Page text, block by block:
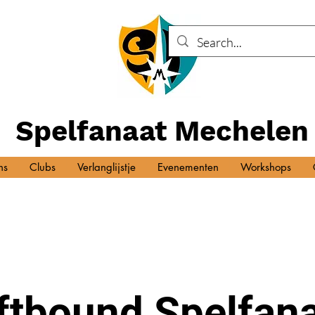
Spelfanaat Mechelen
Clubs Verlanglijstje Evenementen Workshops